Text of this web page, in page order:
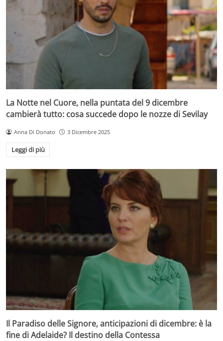
La Notte nel Cuore, nella puntata del 9 dicembre
cambierà tutto: cosa succede dopo le nozze di Sevilay
Anna Di Donato 3 Dicembre 2025
Leggi di più
Il Paradiso delle Signore, anticipazioni di dicembre: è la
fine di Adelaide? Il destino della Contessa